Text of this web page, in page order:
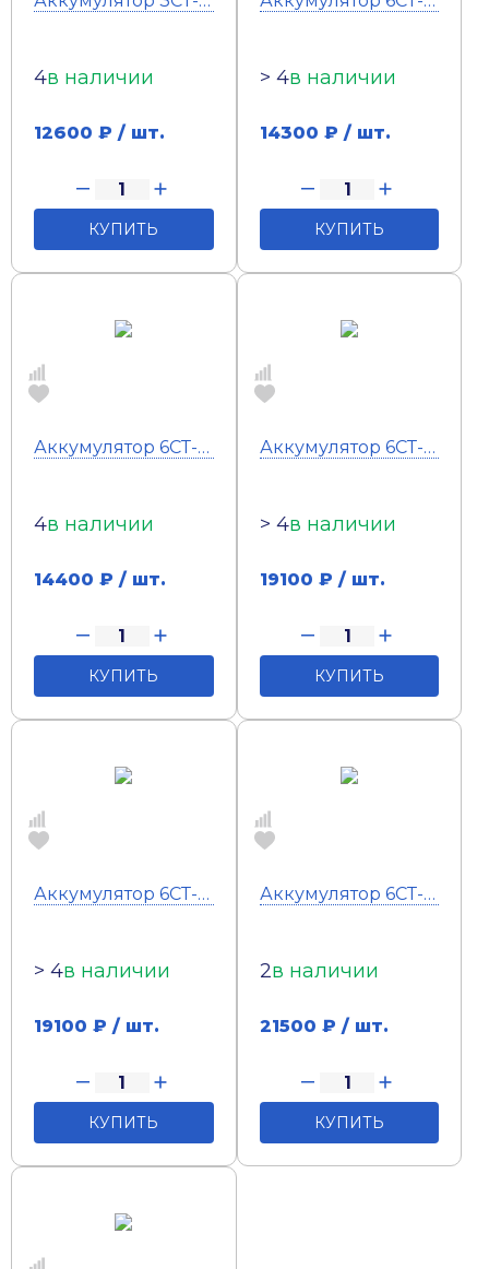
4в наличии
12600 ₽ / шт.
КУПИТЬ
> 4в наличии
14300 ₽ / шт.
КУПИТЬ
Аккумулятор 6СТ-132 Тюмень Standard АПЗ (п.п)
4в наличии
14400 ₽ / шт.
КУПИТЬ
Аккумулятор 6СТ-190 Тюмень Standard (кл) (п.п)
> 4в наличии
19100 ₽ / шт.
КУПИТЬ
Аккумулятор 6СТ-190 Тюмень Standard (болт) (п.п)
> 4в наличии
19100 ₽ / шт.
КУПИТЬ
Аккумулятор 6СТ-220 Тюмень Premium (о.п) (кл)
2в наличии
21500 ₽ / шт.
КУПИТЬ